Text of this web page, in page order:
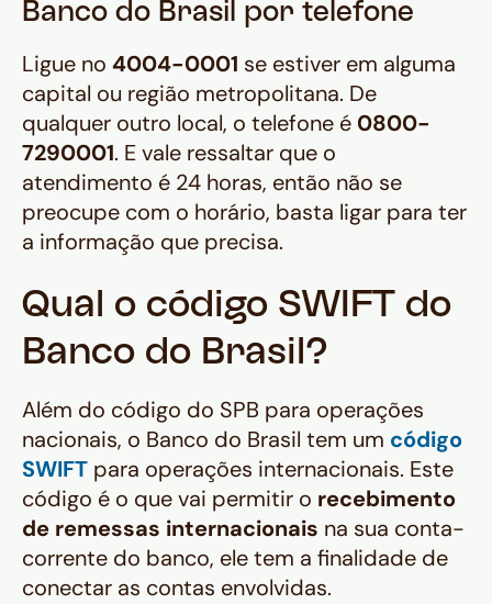
Banco do Brasil por telefone
Ligue no 4004-0001 se estiver em alguma
capital ou região metropolitana. De
qualquer outro local, o telefone é 0800-
7290001. E vale ressaltar que o
atendimento é 24 horas, então não se
preocupe com o horário, basta ligar para ter
a informação que precisa.‍
Qual o código SWIFT do
Banco do Brasil?
Além do código do SPB para operações
nacionais, o Banco do Brasil tem um código
SWIFT para operações internacionais. Este
código é o que vai permitir o recebimento
de remessas internacionais na sua conta-
corrente do banco, ele tem a finalidade de
conectar as contas envolvidas.